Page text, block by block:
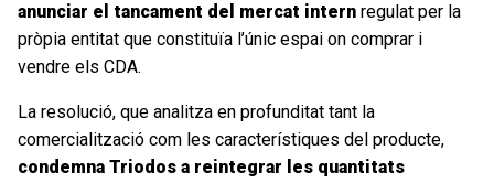
anunciar el tancament del mercat intern regulat per la
pròpia entitat que constituïa l’únic espai on comprar i
vendre els CDA.
La resolució, que analitza en profunditat tant la
comercialització com les característiques del producte,
condemna Triodos a reintegrar les quantitats